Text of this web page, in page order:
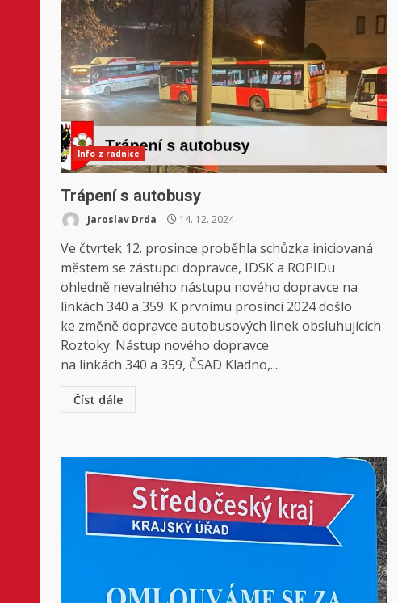
Info z radnice
Trápení s autobusy
Jaroslav Drda 14. 12. 2024
Ve čtvrtek 12. prosince proběhla schůzka iniciovaná
městem se zástupci dopravce, IDSK a ROPIDu
ohledně nevalného nástupu nového dopravce na
linkách 340 a 359. K prvnímu prosinci 2024 došlo
ke změně dopravce autobusových linek obsluhujících
Roztoky. Nástup nového dopravce
na linkách 340 a 359, ČSAD Kladno,...
Číst dále